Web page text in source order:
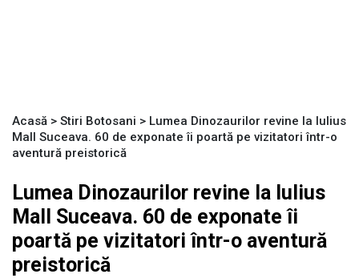
Acasă > Stiri Botosani > Lumea Dinozaurilor revine la Iulius
Mall Suceava. 60 de exponate îi poartă pe vizitatori într-o
aventură preistorică
Lumea Dinozaurilor revine la Iulius
Mall Suceava. 60 de exponate îi
poartă pe vizitatori într-o aventură
preistorică